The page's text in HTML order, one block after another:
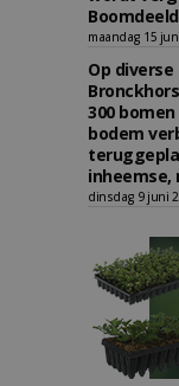
maandag 15
Op
300
bodem
inheemse,
dinsdag 9 juni